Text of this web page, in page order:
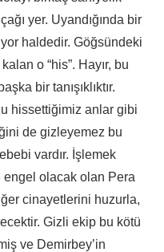
yer. Uyandığında bir
haldedir. Göğsündeki
o “his”. Hayır, bu
bir tanışıklıktır.
hissettiğimiz anlar gibi
de gizleyemez bu
vardır. İşlemek
olacak olan Pera
cinayetlerini huzurla,
Gizli ekip bu kötü
ve Demirbey’in